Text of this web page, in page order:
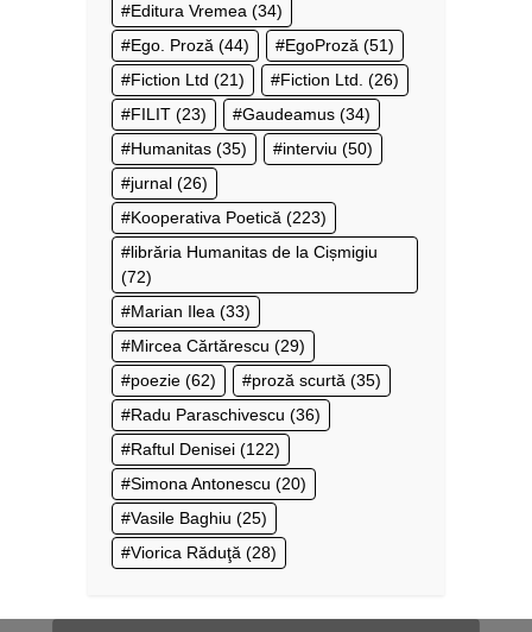
Editura Vremea (34)
Ego. Proză (44) EgoProză (51)
Fiction Ltd (21) Fiction Ltd. (26)
FILIT (23) Gaudeamus (34)
Humanitas (35) interviu (50)
jurnal (26)
Kooperativa Poetică (223)
librăria Humanitas de la Cișmigiu
(72)
Marian Ilea (33)
Mircea Cărtărescu (29)
poezie (62) proză scurtă (35)
Radu Paraschivescu (36)
Raftul Denisei (122)
Simona Antonescu (20)
Vasile Baghiu (25)
Viorica Răduţă (28)